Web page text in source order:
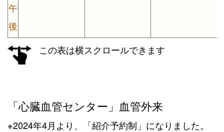
午
後
この表は横スクロールできます
「心臓血管センター」血管外来
※2024年4月より、「紹介予約制」になりました。